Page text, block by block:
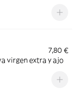
7,80 €
virgen extra y ajo